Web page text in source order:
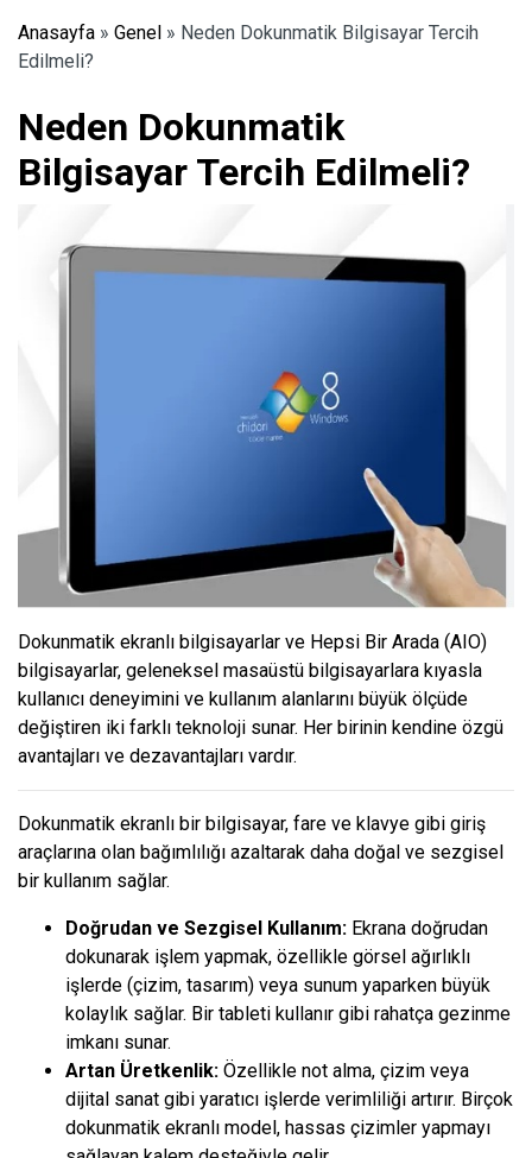
Anasayfa » Genel » Neden Dokunmatik Bilgisayar Tercih
Edilmeli?
Neden Dokunmatik
Bilgisayar Tercih Edilmeli?
Dokunmatik ekranlı bilgisayarlar ve Hepsi Bir Arada (AIO)
bilgisayarlar, geleneksel masaüstü bilgisayarlara kıyasla
kullanıcı deneyimini ve kullanım alanlarını büyük ölçüde
değiştiren iki farklı teknoloji sunar. Her birinin kendine özgü
avantajları ve dezavantajları vardır.
Dokunmatik ekranlı bir bilgisayar, fare ve klavye gibi giriş
araçlarına olan bağımlılığı azaltarak daha doğal ve sezgisel
bir kullanım sağlar.
Doğrudan ve Sezgisel Kullanım: Ekrana doğrudan
dokunarak işlem yapmak, özellikle görsel ağırlıklı
işlerde (çizim, tasarım) veya sunum yaparken büyük
kolaylık sağlar. Bir tableti kullanır gibi rahatça gezinme
imkanı sunar.
Artan Üretkenlik: Özellikle not alma, çizim veya
dijital sanat gibi yaratıcı işlerde verimliliği artırır. Birçok
dokunmatik ekranlı model, hassas çizimler yapmayı